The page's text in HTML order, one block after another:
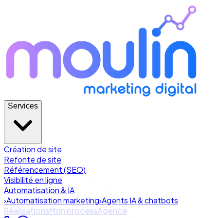
Services
Création de site
Refonte de site
Référencement (SEO)
Visibilité en ligne
Automatisation & IA
›Automatisation marketing›Agents IA & chatbots
RéalisationsMon processAgence